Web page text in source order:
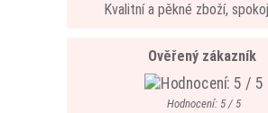
Kvalitní a pěkné zboží,
Ověřený zákazník
Hodnocení: 5 / 5